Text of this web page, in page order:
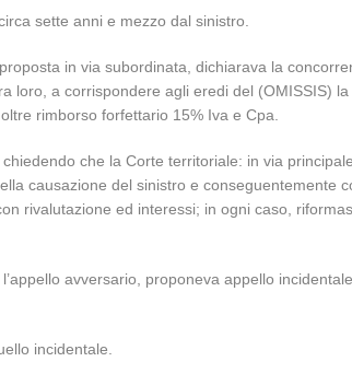
sette anni e mezzo dal sinistro.
in via subordinata, dichiarava la
loro, a corrispondere agli eredi del (OMISSIS)
rimborso forfettario 15% Iva e Cpa.
che la Corte territoriale: in via
causazione del sinistro e conseguentemente
rivalutazione ed interessi; in ogni caso,
avversario, proponeva appello
incidentale.